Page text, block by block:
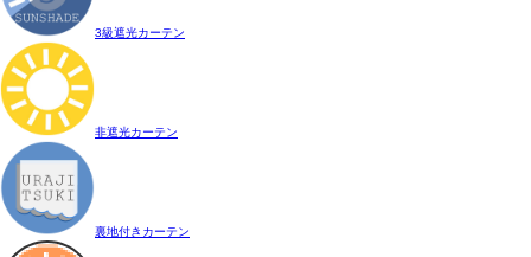
3級遮光カーテン
非遮光カーテン
裏地付きカーテン